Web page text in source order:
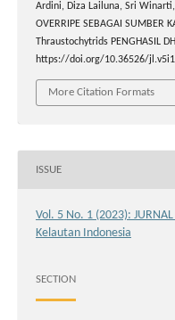
Ardini, Diza Lailuna, Sri
OVERRIPE SEBAGAI SUMBER
Thraustochytrids PENGHASIL
https://doi.org/10.36526/
More Citation Formats
ISSUE
Vol. 5 No. 1 (2023):
Kelautan Indonesia
SECTION